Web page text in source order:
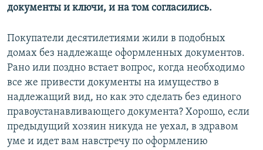
документы и ключи, и на том согласились.
Покупатели десятилетиями жили в подобных
домах без надлежаще оформленных документов.
Рано или поздно встает вопрос, когда необходимо
все же привести документы на имущество в
надлежащий вид, но как это сделать без единого
правоустанавливающего документа? Хорошо, если
предыдущий хозяин никуда не уехал, в здравом
уме и идет вам навстречу по оформлению